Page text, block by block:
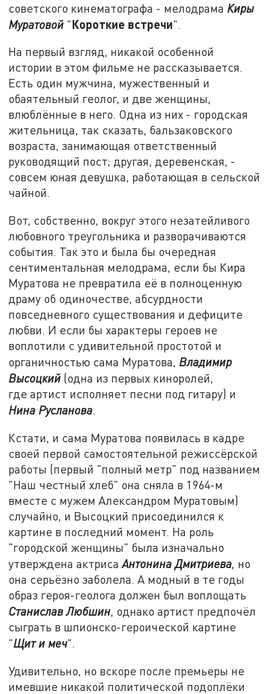
советского кинематографа - мелодрама Киры
Муратовой "Короткие встречи".
На первый взгляд, никакой особенной
истории в этом фильме не рассказывается.
Есть один мужчина, мужественный и
обаятельный геолог, и две женщины,
влюблённые в него. Одна из них - городская
жительница, так сказать, бальзаковского
возраста, занимающая ответственный
руководящий пост; другая, деревенская, -
совсем юная девушка, работающая в сельской
чайной.
Вот, собственно, вокруг этого незатейливого
любовного треугольника и разворачиваются
события. Так это и была бы очередная
сентиментальная мелодрама, если бы Кира
Муратова не превратила её в полноценную
драму об одиночестве, абсурдности
повседневного существования и дефиците
любви. И если бы характеры героев не
воплотили с удивительной простотой и
органичностью сама Муратова, Владимир
Высоцкий (одна из первых киноролей,
где артист исполняет песни под гитару) и
Нина Русланова.
Кстати, и сама Муратова появилась в кадре
своей первой самостоятельной режиссёрской
работы (первый "полный метр" под названием
"Наш честный хлеб" она сняла в 1964-м
вместе с мужем Александром Муратовым)
случайно, и Высоцкий присоединился к
картине в последний момент. На роль
"городской женщины" была изначально
утверждена актрисаАнтонина Дмитриева, но
она серьёзно заболела. А модный в те годы
образ героя-геолога должен был воплощать
Станислав Любшин, однако артист предпочёл
сыграть в шпионско-героической картине
"Щит и меч".
Удивительно, но вскоре после премьеры не
имевшие никакой политической подоплёки